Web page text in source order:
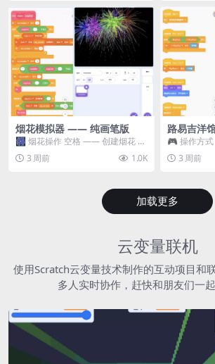
烟花模拟器 —— 纯画笔版
🎆 烟花操作 空格 —— 创建烟花 1
~ 3 —— 切换烟花类型 普通烟花
嘶...3 周前 1.0K
路易吉洋
🎮 操作方
跳跃 空格
3 周前
加载更多
云变量联机
使用Scratch云变量技术制作的互动项目和
多人实时协作，赶快和朋友们一